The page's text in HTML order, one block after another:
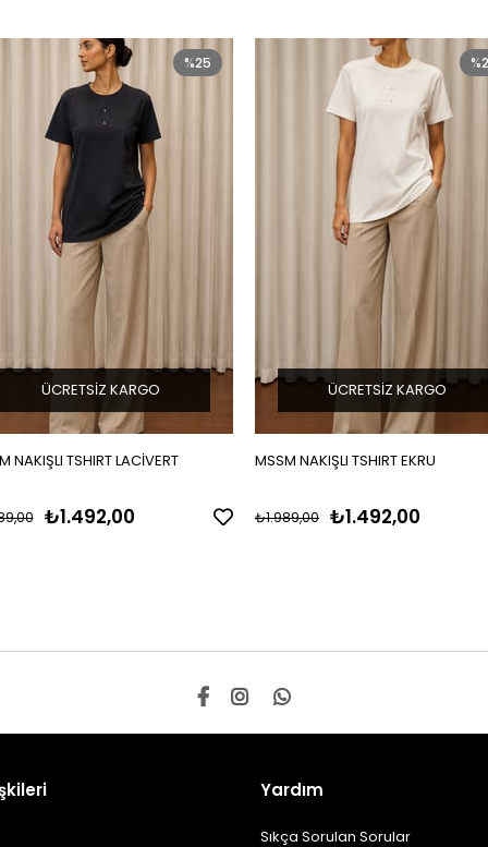
NAKIŞLI TSHIRT LACİVERT
₺1.492,00
%25
ÜCRETSIZ KARGO
MSSM NAKIŞLI TSHIRT EKRU
₺1.492,00
₺1.989,00
ÜCRETSIZ KARGO
Yardım
Sıkça Sorulan Sorular